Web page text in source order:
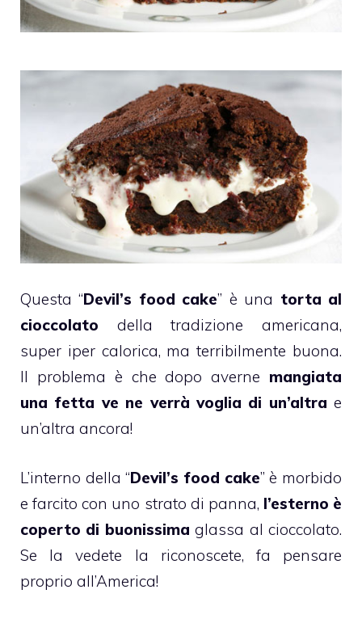
Questa “Devil’s food cake” è una torta al
cioccolato della tradizione americana,
super iper calorica, ma terribilmente buona.
Il problema è che dopo averne mangiata
una fetta ve ne verrà voglia di un’altra e
un’altra ancora!
L’interno della “Devil’s food cake” è morbido
e farcito con uno strato di panna, l’esterno è
coperto di buonissima glassa al cioccolato.
Se la vedete la riconoscete, fa pensare
proprio all’America!